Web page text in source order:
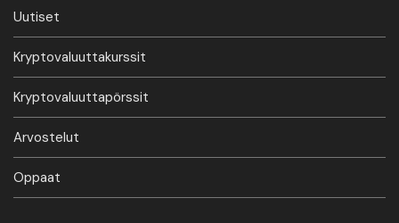
Uutiset
Kryptovaluuttakurssit
Kryptovaluuttapörssit
Arvostelut
Oppaat